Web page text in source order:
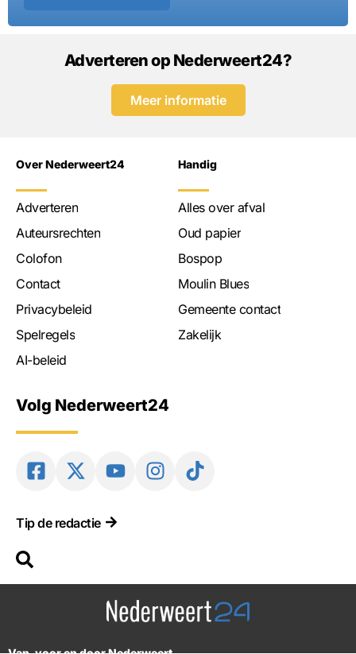
Adverteren op Nederweert24?
Meer informatie
Over Nederweert24
Adverteren
Auteursrechten
Colofon
Contact
Privacybeleid
Spelregels
AI-beleid
Handig
Alles over afval
Oud papier
Bospop
Moulin Blues
Gemeente contact
Zakelijk
Volg Nederweert24
Tip de redactie